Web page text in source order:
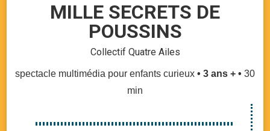
MILLE SECRETS DE
POUSSINS
Collectif Quatre Ailes
spectacle multimédia pour enfants curieux • 3 ans + • 30
min